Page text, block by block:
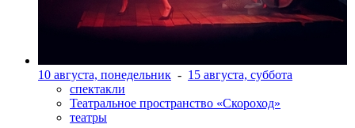
10 августа, понедельник - 15 августа, суббота
спектакли
Театральное пространство «Скороход»
театры